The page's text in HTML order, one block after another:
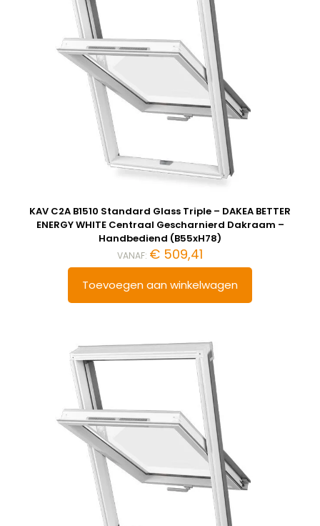
KAV C2A B1510 Standard Glass Triple – DAKEA BETTER
ENERGY WHITE Centraal Gescharnierd Dakraam –
Handbediend (B55xH78)
VANAF: € 509,41
Toevoegen aan winkelwagen